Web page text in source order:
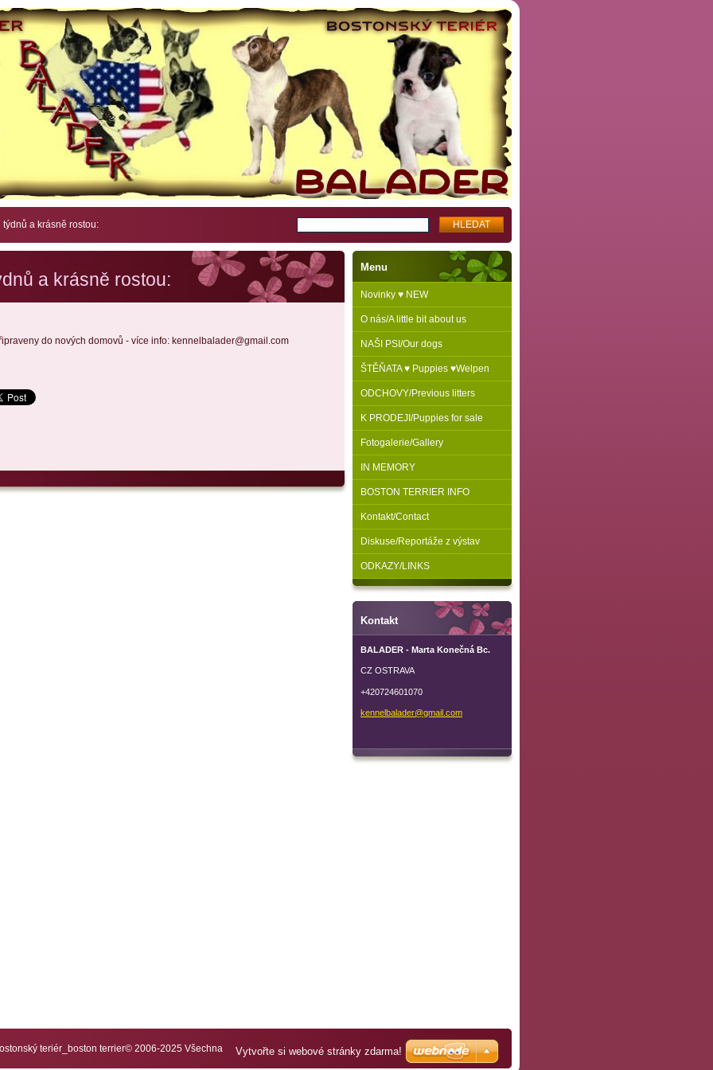
a krásně rostou:
a krásně rostou:
do nových domovů - více info: kennelbalader@gmail.com
Menu
Novinky ♥ NEW
O nás/A little bit about us
NAŠI PSI/Our dogs
ŠTĚŇATA ♥ Puppies ♥Welpen
ODCHOVY/Previous litters
K PRODEJI/Puppies for sale
Fotogalerie/Gallery
IN MEMORY
BOSTON TERRIER INFO
Kontakt/Contact
Diskuse/Reportáže z výstav
ODKAZY/LINKS
Kontakt
BALADER - Marta Konečná Bc.
CZ OSTRAVA
+420724601070
kennelbalader@gmail.com
teriér_boston terrier© 2006-2025 Všechna Vytvořte si webové stránky zdarma!